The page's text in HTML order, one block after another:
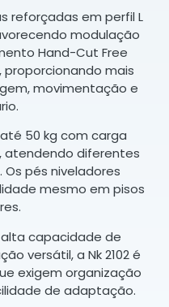
reforçadas em perfil L
modulação
Hand-Cut Free
mais
movimentação e
50 kg com carga
atendendo diferentes
pés niveladores
mesmo em pisos
capacidade de
versátil, a Nk 2102 é
exigem organização
de adaptação.